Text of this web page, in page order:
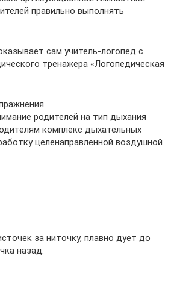
правильно выполнять
сам учитель-логопед с
тренажера «Логопедическая
родителей на тип дыхания
комплекс дыхательных
целенаправленной воздушной
за ниточку, плавно дует до
назад.